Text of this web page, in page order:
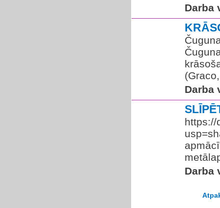
Darba
Darba
https://
Darba